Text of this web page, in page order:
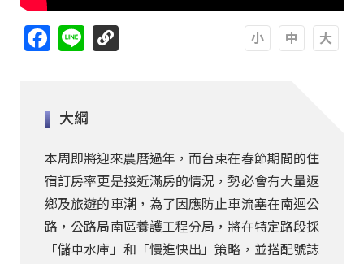
Facebook
Line
大綱
本周即將迎來農曆過年，而台東在春節期間的住
宿訂房率更是接近滿房的情況，勢必會有大量返
鄉及旅遊的車潮，為了因應防止車流塞在南迴公
路，公路局南區養護工程分局，將在特定路段採
「儲車水庫」和「慢進快出」策略，並搭配號誌